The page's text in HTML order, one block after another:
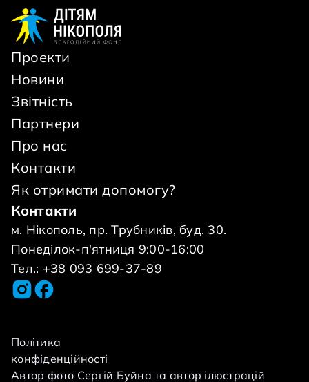
Проекти
Новини
Звітність
Партнери
Про нас
Контакти
Як отримати допомогу?
Контакти
м. Нікополь, пр. Трубників, буд. 30.
Понеділок-п'ятниця 9:00-16:00
Тел.: +38 093 699-37-89
Політика
конфіденційності
Автор фото Сергій Буйна та автор ілюстрацій